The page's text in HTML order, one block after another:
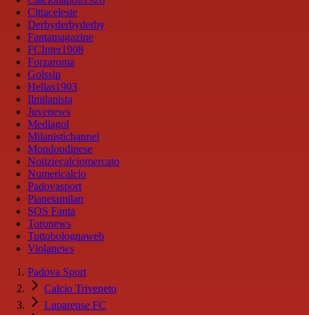
Cittaceleste
Derbyderbyderby
Fantamagazine
FCInter1908
Forzaroma
Golssip
Hellas1903
Ilmilanista
Juvenews
Mediagol
Milanistichannel
Mondoudinese
Notiziecalciomercato
Numericalcio
Padovasport
Pianetamilan
SOS Fanta
Toronews
Tuttobolognaweb
Violanews
Padova Sport
Calcio Triveneto
Luparense FC